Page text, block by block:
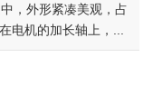
，外形紧凑美观，占
电机的加长轴上，...